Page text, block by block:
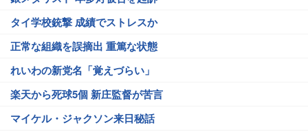
タイ学校銃撃 成績でストレスか
正常な組織を誤摘出 重篤な状態
れいわの新党名「覚えづらい」
楽天から死球5個 新庄監督が苦言
マイケル・ジャクソン来日秘話